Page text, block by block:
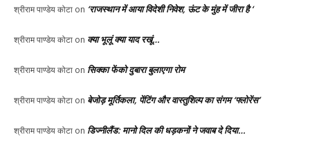
श्रीराम पाण्डेय कोटा on ‘राजस्थान में आया विदेशी निवेश, ऊंट के मुंह में जीरा है ‘
श्रीराम पाण्डेय कोटा on क्या भूलूं क्या याद रखूं…
श्रीराम पाण्डेय कोटा on सिक्का फेंको दुबारा बुलाएगा रोम
श्रीराम पाण्डेय कोटा on बेजोड़ मूर्तिकला, पेंटिंग और वास्तुशिल्प का संगम ‘फ्लोरेंस’
श्रीराम पाण्डेय कोटा on डिज्नीलैंड: मानो दिल की धड़कनों ने जवाब दे दिया…